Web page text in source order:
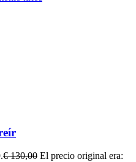
€130,00 El precio original era: